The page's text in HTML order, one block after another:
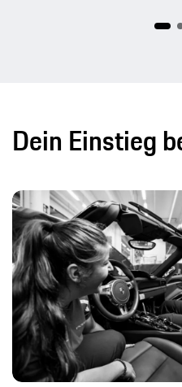
Dein Einstieg